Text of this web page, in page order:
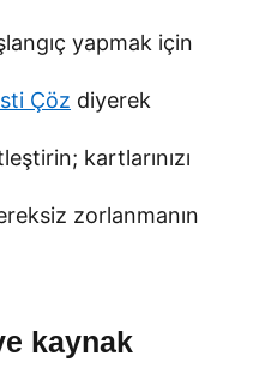
yapmak için
Çöz diyerek
kartlarınızı
zorlanmanın
kaynak